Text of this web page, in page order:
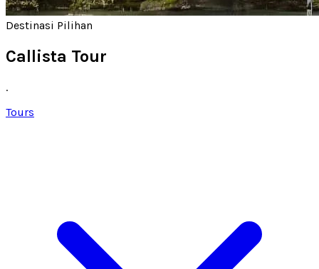
Destinasi Pilihan
Callista Tour
.
Tours